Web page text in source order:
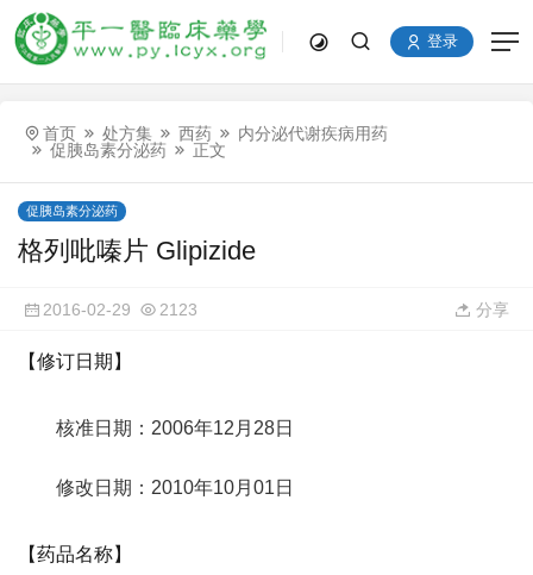
登录
首页 处方集 西药
内分泌代谢疾病用药
促胰岛素分泌药
正文
促胰岛素分泌药
格列吡嗪片 Glipizide
2016-02-29 2123 分享
【修订日期】
核准日期：2006年12月28日
修改日期：2010年10月01日
【药品名称】